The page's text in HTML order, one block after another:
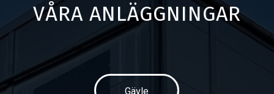
VÅRA ANLÄGGNINGAR
Gävle